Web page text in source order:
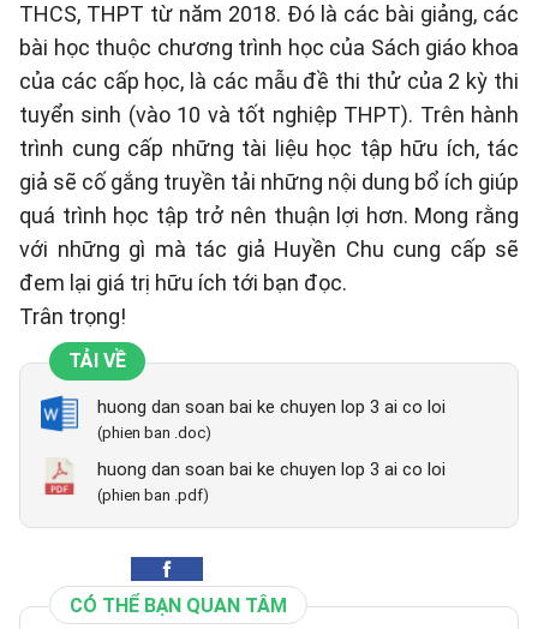
THCS, THPT từ năm 2018. Đó là các bài giảng, các
bài học thuộc chương trình học của Sách giáo khoa
của các cấp học, là các mẫu đề thi thử của 2 kỳ thi
tuyển sinh (vào 10 và tốt nghiệp THPT). Trên hành
trình cung cấp những tài liệu học tập hữu ích, tác
giả sẽ cố gắng truyền tải những nội dung bổ ích giúp
quá trình học tập trở nên thuận lợi hơn. Mong rằng
với những gì mà tác giả Huyền Chu cung cấp sẽ
đem lại giá trị hữu ích tới bạn đọc.
Trân trọng!
TẢI VỀ
huong dan soan bai ke chuyen lop 3 ai co loi
(phien ban .doc)
huong dan soan bai ke chuyen lop 3 ai co loi
(phien ban .pdf)
CÓ THỂ BẠN QUAN TÂM